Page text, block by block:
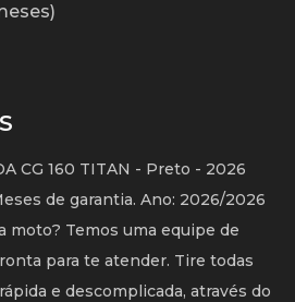
CG 160 TITAN - Preto - 2026
de garantia. Ano: 2026/2026
moto? Temos uma equipe de
para te atender. Tire todas
e descomplicada, através do